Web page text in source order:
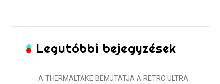
Legutóbbi bejegyzések
A THERMALTAKE BEMUTATJA A RETRO ULTRA